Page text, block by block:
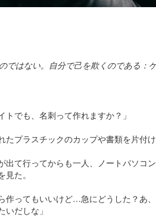
ではない。自分で己を欺くのである：
トでも、名刺って作れますか？」
たプラスチックのカップや書類を片付
出て行ってからも一人、ノートパソコ
た。
作ってもいいけど…急にどうした？あ
いだしな」